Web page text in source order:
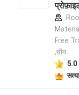
Free
,चीन
5.0